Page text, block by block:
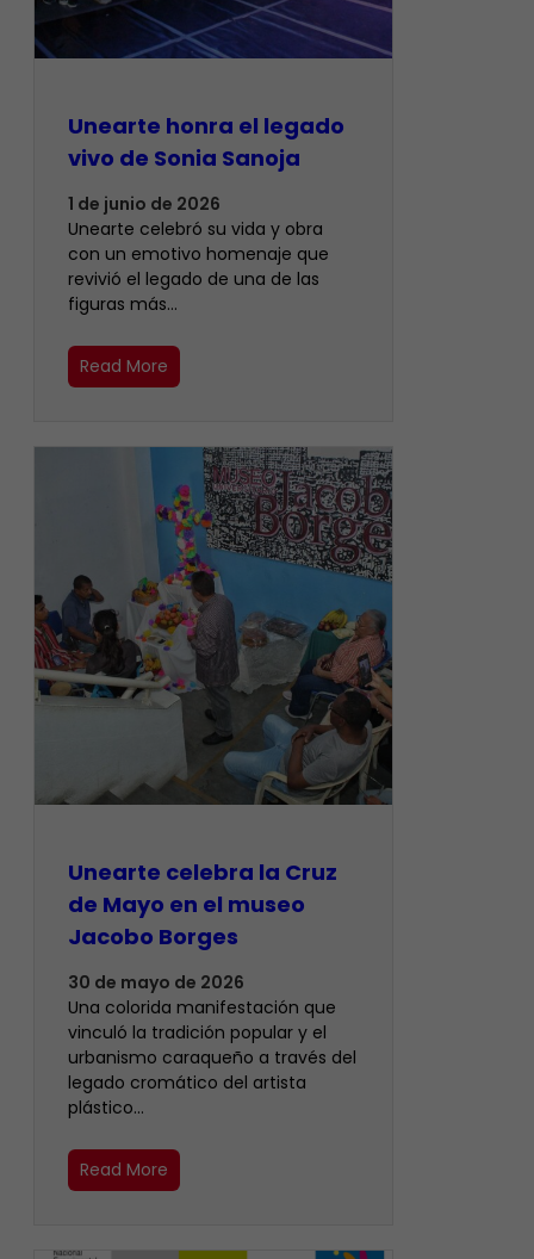
Unearte honra el legado
vivo de Sonia Sanoja
1 de junio de 2026
Unearte celebró su vida y obra
con un emotivo homenaje que
revivió el legado de una de las
figuras más…
Read More
Unearte celebra la Cruz
de Mayo en el museo
Jacobo Borges
30 de mayo de 2026
Una colorida manifestación que
vinculó la tradición popular y el
urbanismo caraqueño a través del
legado cromático del artista
plástico…
Read More